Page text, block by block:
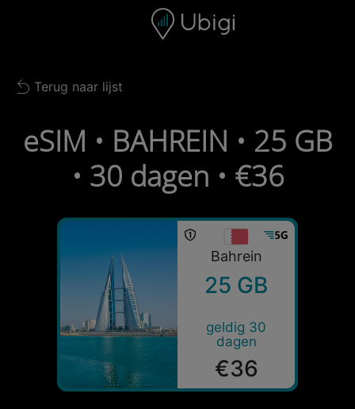
Navigatiebalk Voettekst
Back to list
Terug naar lijst
eSIM • BAHREIN • 25 GB
• 30 dagen • €36
Bahrein
25 GB
geldig 30
dagen
€36